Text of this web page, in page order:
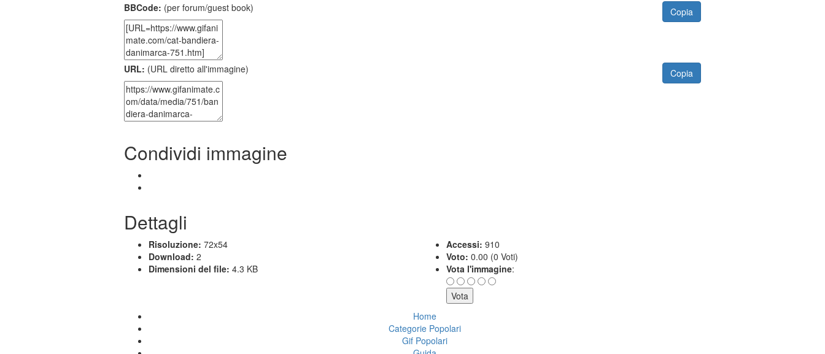
BBCode: (per forum/guest book) Copia
URL: (URL diretto all'immagine) Copia
Condividi immagine
Dettagli
Risoluzione: 72x54
Download: 2
Dimensioni del file: 4.3 KB
Accessi: 910
Voto: 0.00 (0 Voti)
Vota l'immagine:
Home
Categorie Popolari
Gif Popolari